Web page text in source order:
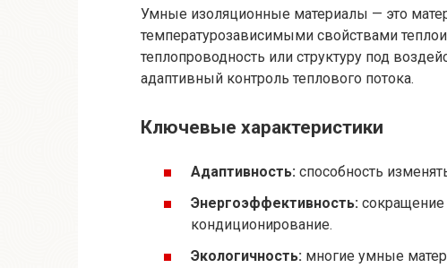
Умные изоляционные материалы — это
температурозависимыми свойствами
теплопроводность или структуру под
адаптивный контроль теплового потока.
Ключевые характеристики
Адаптивность: способность
Энергоэффективность: сокращение
кондиционирование.
Экологичность: многие умные